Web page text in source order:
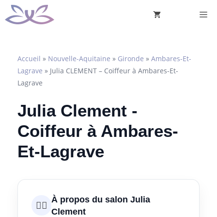
Aller
au
Accueil » Nouvelle-Aquitaine » Gironde » Ambares-Et-
Lagrave » Julia CLEMENT – Coiffeur à Ambares-Et-
Lagrave
Julia Clement -
Coiffeur à Ambares-
Et-Lagrave
💇‍♀️ À propos du salon Julia
Clement